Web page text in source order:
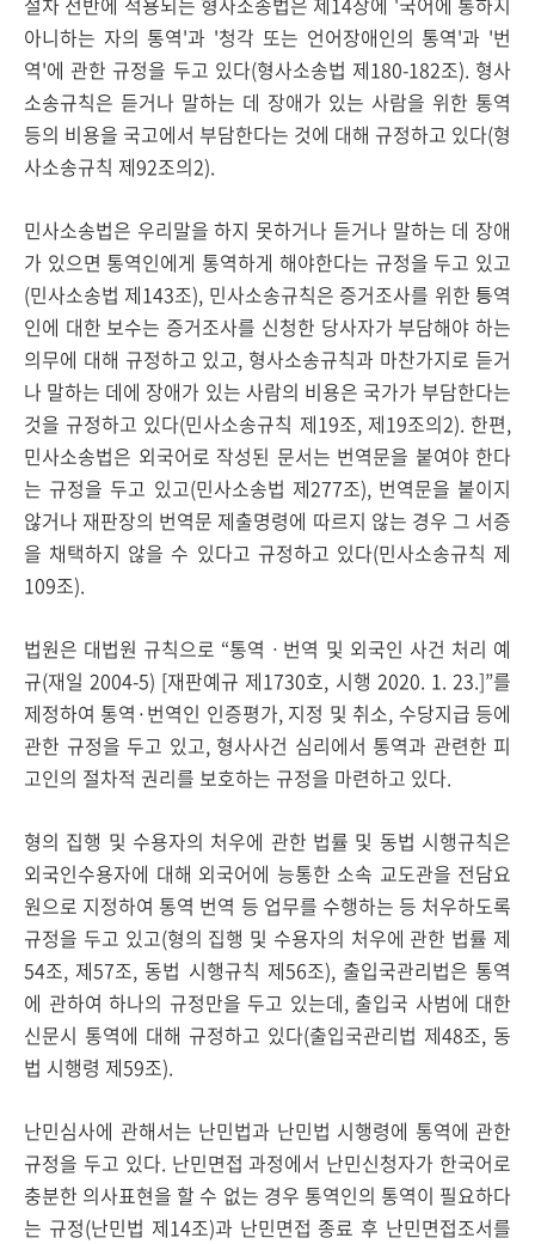
아니하는 자의 통역'과 '청각 또는 언어장애인의 통역'과 '번
역'에 관한 규정을 두고 있다(형사소송법 제180-182조). 형사
소송규칙은 듣거나 말하는 데 장애가 있는 사람을 위한 통역
등의 비용을 국고에서 부담한다는 것에 대해 규정하고 있다(형
사소송규칙 제92조의2).
민사소송법은 우리말을 하지 못하거나 듣거나 말하는 데 장애
가 있으면 통역인에게 통역하게 해야한다는 규정을 두고 있고
(민사소송법 제143조), 민사소송규칙은 증거조사를 위한 틍역
인에 대한 보수는 증거조사를 신청한 당사자가 부담해야 하는
의무에 대해 규정하고 있고, 형사소송규칙과 마찬가지로 듣거
나 말하는 데에 장애가 있는 사람의 비용은 국가가 부담한다는
것을 규정하고 있다(민사소송규칙 제19조, 제19조의2). 한편,
민사소송법은 외국어로 작성된 문서는 번역문을 붙여야 한다
는 규정을 두고 있고(민사소송법 제277조), 번역문을 붙이지
않거나 재판장의 번역문 제출명령에 따르지 않는 경우 그 서증
을 채택하지 않을 수 있다고 규정하고 있다(민사소송규칙 제
109조).
법원은 대법원 규칙으로 “통역ㆍ번역 및 외국인 사건 처리 예
규(재일 2004-5) [재판예규 제1730호, 시행 2020. 1. 23.]”를
제정하여 통역·번역인 인증평가, 지정 및 취소, 수당지급 등에
관한 규정을 두고 있고, 형사사건 심리에서 통역과 관련한 피
고인의 절차적 권리를 보호하는 규정을 마련하고 있다.
형의 집행 및 수용자의 처우에 관한 법률 및 동법 시행규칙은
외국인수용자에 대해 외국어에 능통한 소속 교도관을 전담요
원으로 지정하여 통역 번역 등 업무를 수행하는 등 처우하도록
규정을 두고 있고(형의 집행 및 수용자의 처우에 관한 법률 제
54조, 제57조, 동법 시행규칙 제56조), 출입국관리법은 통역
에 관하여 하나의 규정만을 두고 있는데, 출입국 사범에 대한
신문시 통역에 대해 규정하고 있다(출입국관리법 제48조, 동
법 시행령 제59조).
난민심사에 관해서는 난민법과 난민법 시행령에 통역에 관한
규정을 두고 있다. 난민면접 과정에서 난민신청자가 한국어로
충분한 의사표현을 할 수 없는 경우 통역인의 통역이 필요하다
는 규정(난민법 제14조)과 난민면접 종료 후 난민면접조서를